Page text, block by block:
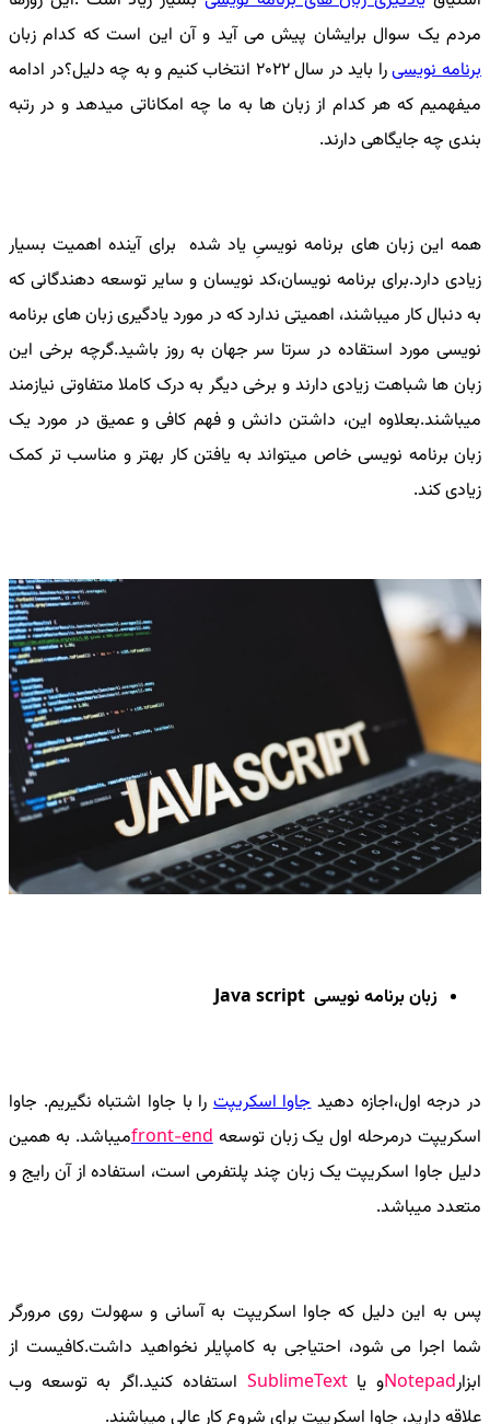
مردم یک سوال برایشان پیش می آید و آن این است که کدام زبان
برنامه نویسی
را باید در سال ۲۰۲۲ انتخاب کنیم و به چه دلیل؟در ادامه
میفهمیم که هر کدام از زبان ها به ما چه امکاناتی میدهد و در رتبه
بندی چه جایگاهی دارند.
همه این زبان های برنامه نویسیِ یاد شده برای آینده اهمیت بسیار
زیادی دارد.برای برنامه نویسان،کد نویسان و سایر توسعه دهندگانی که
به دنبال کار میباشند، اهمیتی ندارد که در مورد یادگیری زبان های برنامه
نویسی مورد استقاده در سرتا سر جهان به روز باشید.گرچه برخی این
زبان ها شباهت زیادی دارند و برخی دیگر به درک کاملا متفاوتی نیازمند
میباشند.بعلاوه این، داشتن دانش و فهم کافی و عمیق در مورد یک
زبان برنامه نویسی خاص میتواند به یافتن کار بهتر و مناسب تر کمک
زیادی کند.
زبان برنامه نویسی Java script
در درجه اول،اجازه دهیدجاوا اسکریپترا با جاوا اشتباه نگیریم. جاوا
اسکریپت درمرحله اول یک زبان توسعهfront-endمیباشد. به همین
دلیل جاوا اسکریپت یک زبان چند پلتفرمی است، استفاده از آن رایج و
متعدد میباشد.
پس به این دلیل که جاوا اسکریپت به آسانی و سهولت روی مرورگر
شما اجرا می شود، احتیاجی به کامپایلر نخواهید داشت.کافیست از
ابزارNotepadو یاSublimeText استفاده کنید.اگر به توسعه وب
علاقه دارید، جاوا اسکریپت برای شروع کار عالی میباشند.